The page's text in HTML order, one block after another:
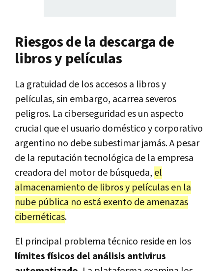
Riesgos de la descarga de
libros y películas
La gratuidad de los accesos a libros y
películas, sin embargo, acarrea severos
peligros. La ciberseguridad es un aspecto
crucial que el usuario doméstico y corporativo
argentino no debe subestimar jamás. A pesar
de la reputación tecnológica de la empresa
creadora del motor de búsqueda, el
almacenamiento de libros y películas en la
nube pública no está exento de amenazas
cibernéticas.
El principal problema técnico reside en los
límites físicos del análisis antivirus